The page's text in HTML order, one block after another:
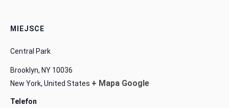
MIEJSCE
Central Park
Brooklyn, NY 10036
New York, United States + Mapa Google
Telefon